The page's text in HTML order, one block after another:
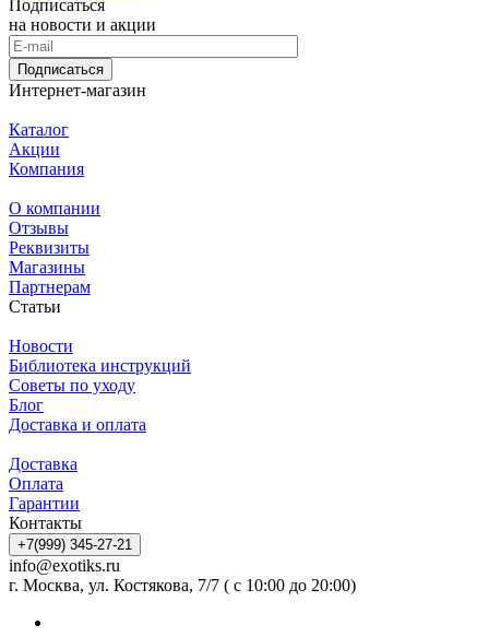
Подписаться
на новости и акции
Подписаться
Интернет-магазин
Каталог
Акции
Компания
О компании
Отзывы
Реквизиты
Магазины
Партнерам
Статьи
Новости
Библиотека инструкций
Советы по уходу
Блог
Доставка и оплата
Доставка
Оплата
Гарантии
Контакты
+7(999) 345-27-21
info@exotiks.ru
г. Москва, ул. Костякова, 7/7 ( с 10:00 до 20:00)